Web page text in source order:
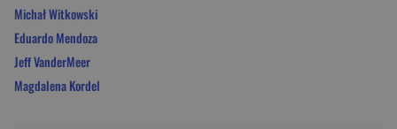
Michał Witkowski
Eduardo Mendoza
Jeff VanderMeer
Magdalena Kordel